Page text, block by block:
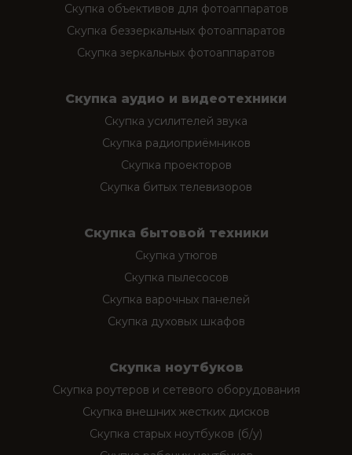
Скупка объективов для фотоаппаратов
Скупка беззеркальных фотоаппаратов
Скупка зеркальных фотоаппаратов
Скупка аудио и видеотехники
Скупка усилителей звука
Скупка радиоприёмников
Скупка проекторов
Скупка битых телевизоров
Скупка бытовой техники
Скупка утюгов
Скупка пылесосов
Скупка варочных панелей
Скупка духовых шкафов
Скупка ноутбуков
Скупка роутеров и сетевого оборудования
Скупка внешних жестких дисков
Скупка старых ноутбуков (б/у)